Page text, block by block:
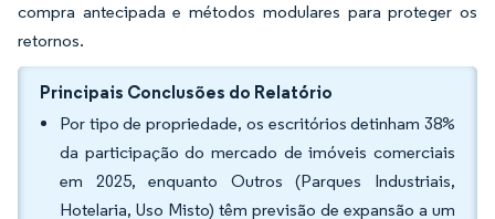
compra antecipada e métodos modulares para proteger os
retornos.
Principais Conclusões do Relatório
Por tipo de propriedade, os escritórios detinham 38%
da participação do mercado de imóveis comerciais
em 2025, enquanto Outros (Parques Industriais,
Hotelaria, Uso Misto) têm previsão de expansão a um